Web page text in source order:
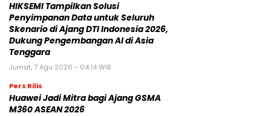
HIKSEMI Tampilkan Solusi
Penyimpanan Data untuk Seluruh
Skenario di Ajang DTI Indonesia 2026,
Dukung Pengembangan AI di Asia
Tenggara
Jumat, 7 Agu 2026 - 04:14 WIB
Pers Rilis
Huawei Jadi Mitra bagi Ajang GSMA
M360 ASEAN 2026